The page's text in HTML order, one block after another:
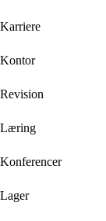
Karriere
Kontor
Revision
Læring
Konferencer
Lager